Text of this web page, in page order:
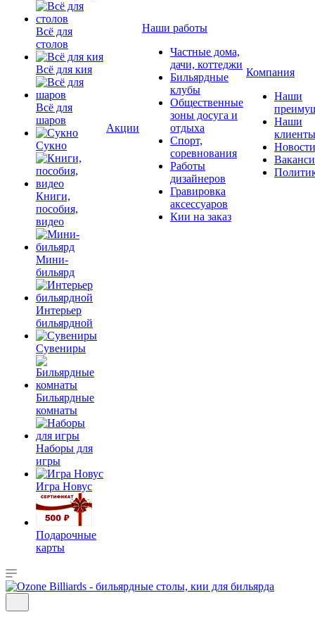
Всё для
столов
Всё для кия
Всё для
шаров
Сукно
Книги,
пособия,
видео
Мини-
бильярд
Интерьер
бильярдной
Сувениры
Бильярдные
комнаты
Наборы для
игры
Игра Новус
Подарочные
карты
Акции
Наши работы
Частные дома,
дачи, коттеджи
Бильярдные
клубы
Общественные
зоны досуга и
отдыха
Спорт,
соревнования
Работы
дизайнеров
Гравировка
аксессуаров
Кии на заказ
Компания
Наши
Наши
клиенты
Новости